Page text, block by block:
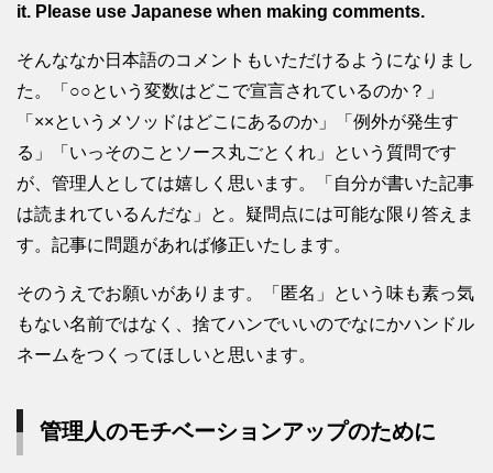
it. Please use Japanese when making comments.
そんななか日本語のコメントもいただけるようになりまし
た。「○○という変数はどこで宣言されているのか？」
「××というメソッドはどこにあるのか」「例外が発生す
る」「いっそのことソース丸ごとくれ」という質問です
が、管理人としては嬉しく思います。「自分が書いた記事
は読まれているんだな」と。疑問点には可能な限り答えま
す。記事に問題があれば修正いたします。
そのうえでお願いがあります。「匿名」という味も素っ気
もない名前ではなく、捨てハンでいいのでなにかハンドル
ネームをつくってほしいと思います。
管理人のモチベーションアップのために